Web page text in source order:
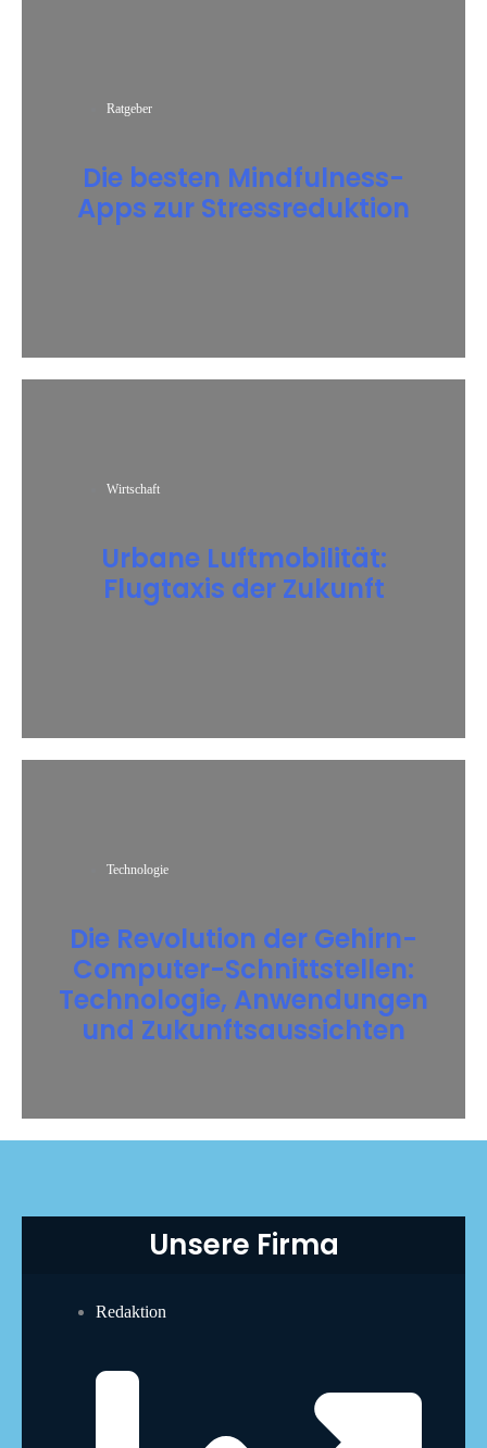
Ratgeber
Die besten Mindfulness-
Apps zur Stressreduktion
Wirtschaft
Urbane Luftmobilität:
Flugtaxis der Zukunft
Technologie
Die Revolution der Gehirn-
Computer-Schnittstellen:
Technologie, Anwendungen
und Zukunftsaussichten
Unsere Firma
Redaktion